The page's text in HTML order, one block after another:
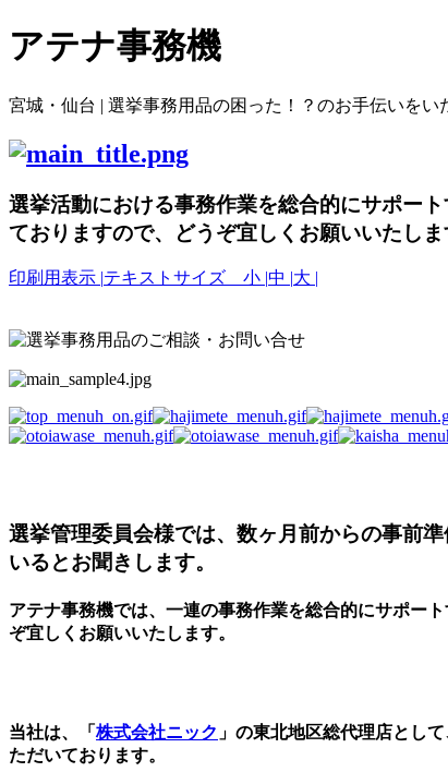
アテナ事務機
宮城・仙台 | 選挙事務用品の困った！？のお手伝いをい
選挙活動における事務作業を総合的にサポー
ておりますので、どうぞ宜しくお願いいたしま
印刷用表示 |テキストサイズ 小 |中 |大 |
選挙管理委員会様では、数ヶ月前からの事前
いるとお聞きします。
アテナ事務機では、一連の事務作業を総合的にサポー
ぞ宜しくお願いいたします。
当社は、「 株式会社ニック 」の東北地区総代理店とし
ただいております。